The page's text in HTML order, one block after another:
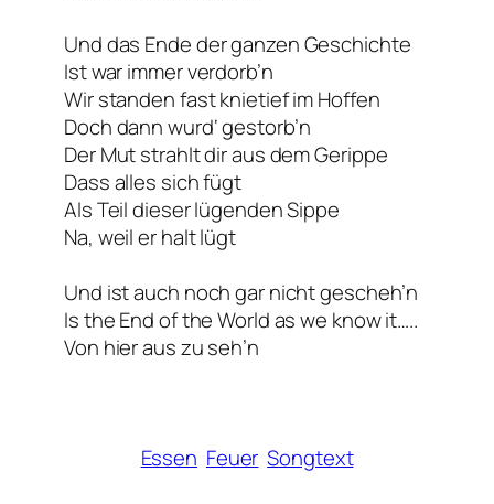
Und das Ende der ganzen Geschichte
Ist war immer verdorb’n
Wir standen fast knietief im Hoffen
Doch dann wurd‘ gestorb’n
Der Mut strahlt dir aus dem Gerippe
Dass alles sich fügt
Als Teil dieser lügenden Sippe
Na, weil er halt lügt
Und ist auch noch gar nicht gescheh’n
Is the End of the World as we know it…..
Von hier aus zu seh’n
Essen Feuer Songtext